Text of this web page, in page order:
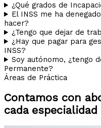
¿Qué grados de
El INSS me ha
hacer?
¿Tengo que dejar de
¿Hay que pagar para
INSS?
Soy autónomo, ¿tengo
Permanente?
Áreas de Práctica
Contamos con
cada especialidad